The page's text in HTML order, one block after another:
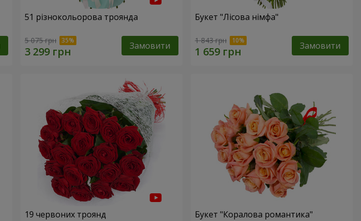
51 різнокольорова троянда
5 075 грн Замовити
Букет "Лісова німфа"
1 843 грн Замовити
19 червоних троянд Букет "Коралова романтика"